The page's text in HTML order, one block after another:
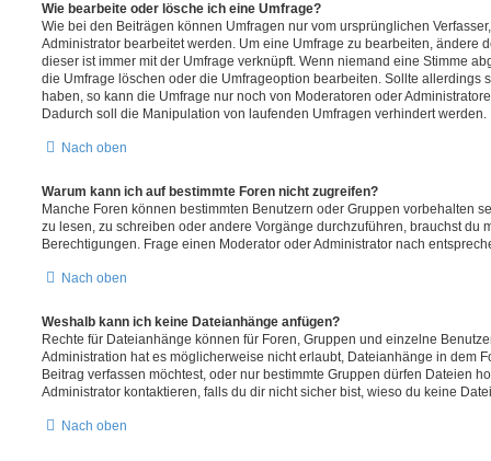
Wie bearbeite oder lösche ich eine Umfrage?
Wie bei den Beiträgen können Umfragen nur vom ursprünglichen
Administrator bearbeitet werden. Um eine Umfrage zu bearbeiten, ändere
dieser ist immer mit der Umfrage verknüpft. Wenn niemand eine Stimme
die Umfrage löschen oder die Umfrageoption bearbeiten. Sollte allerdings
haben, so kann die Umfrage nur noch von Moderatoren oder
Dadurch soll die Manipulation von laufenden Umfragen verhindert werden.
Nach oben
Warum kann ich auf bestimmte Foren nicht zugreifen?
Manche Foren können bestimmten Benutzern oder Gruppen vorbehalten
zu lesen, zu schreiben oder andere Vorgänge durchzuführen, brauchst du
Berechtigungen. Frage einen Moderator oder Administrator nach
Nach oben
Weshalb kann ich keine Dateianhänge anfügen?
Rechte für Dateianhänge können für Foren, Gruppen und einzelne
Administration hat es möglicherweise nicht erlaubt, Dateianhänge in dem
Beitrag verfassen möchtest, oder nur bestimmte Gruppen dürfen Dateien
Administrator kontaktieren, falls du dir nicht sicher bist, wieso du keine
Nach oben